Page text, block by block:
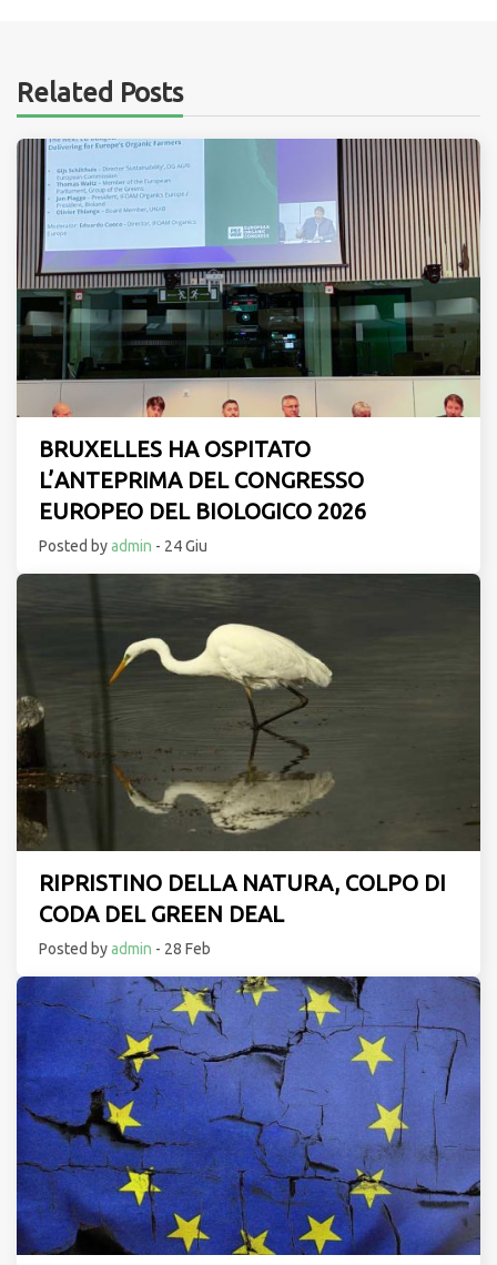
Related Posts
BRUXELLES HA OSPITATO
L’ANTEPRIMA DEL CONGRESSO
EUROPEO DEL BIOLOGICO 2026
Posted byadmin - 24 Giu
RIPRISTINO DELLA NATURA, COLPO DI
CODA DEL GREEN DEAL
Posted byadmin - 28 Feb